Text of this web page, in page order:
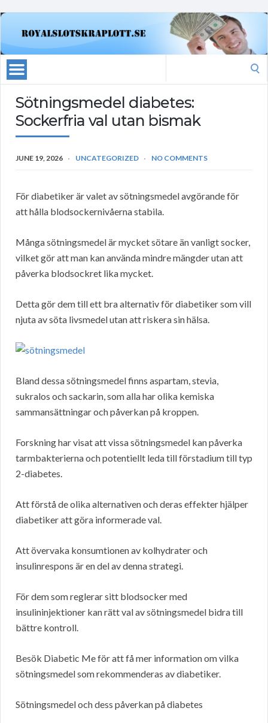
Sötningsmedel diabetes:
Sockerfria val utan bismak
JUNE 19, 2026 UNCATEGORIZED NO COMMENTS
För diabetiker är valet av sötningsmedel avgörande för
att hålla blodsockernivåerna stabila.
Många sötningsmedel är mycket sötare än vanligt socker,
vilket gör att man kan använda mindre mängder utan att
påverka blodsockret lika mycket.
Detta gör dem till ett bra alternativ för diabetiker som vill
njuta av söta livsmedel utan att riskera sin hälsa.
Bland dessa sötningsmedel finns aspartam, stevia,
sukralos och sackarin, som alla har olika kemiska
sammansättningar och påverkan på kroppen.
Forskning har visat att vissa sötningsmedel kan påverka
tarmbakterierna och potentiellt leda till förstadium till typ
2-diabetes.
Att förstå de olika alternativen och deras effekter hjälper
diabetiker att göra informerade val.
Att övervaka konsumtionen av kolhydrater och
insulinrespons är en del av denna strategi.
För dem som reglerar sitt blodsocker med
insulininjektioner kan rätt val av sötningsmedel bidra till
bättre kontroll.
Besök Diabetic Me för att få mer information om vilka
sötningsmedel som rekommenderas av diabetiker.
Sötningsmedel och dess påverkan på diabetes